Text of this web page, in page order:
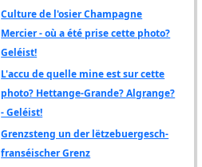
Culture de l'osier Champagne
Mercier - où a été prise cette photo?
Geléist!
L'accu de quelle mine est sur cette
photo? Hettange-Grande? Algrange?
- Geléist!
Grenzsteng un der lëtzebuergesch-
franséischer Grenz